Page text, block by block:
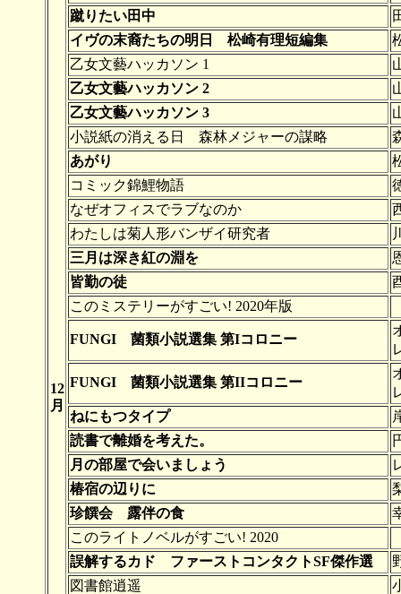
12
月
蹴りたい田中
イヴの末裔たちの明日 松崎有理短編集
乙女文藝ハッカソン 1
乙女文藝ハッカソン 2
乙女文藝ハッカソン 3
小説紙の消える日 森林メジャーの謀略
あがり
コミック錦鯉物語
なぜオフィスでラブなのか
わたしは菊人形バンザイ研究者
三月は深き紅の淵を
皆勤の徒
このミステリーがすごい! 2020年版
FUNGI 菌類小説選集 第Iコロニー
FUNGI 菌類小説選集 第IIコロニー
ねにもつタイプ
読書で離婚を考えた。
月の部屋で会いましょう
椿宿の辺りに
珍饌会 露伴の食
このライトノベルがすごい! 2020
誤解するカド ファーストコンタクトSF傑作選
図書館逍遥